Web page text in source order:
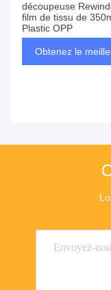
découpeuse
film de tissu de
Plastic OPP
Obtenez le